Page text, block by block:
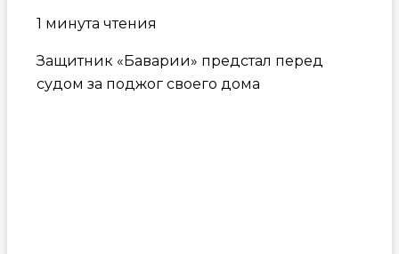
1 минута чтения
Защитник «Баварии» предстал перед
судом за поджог своего дома